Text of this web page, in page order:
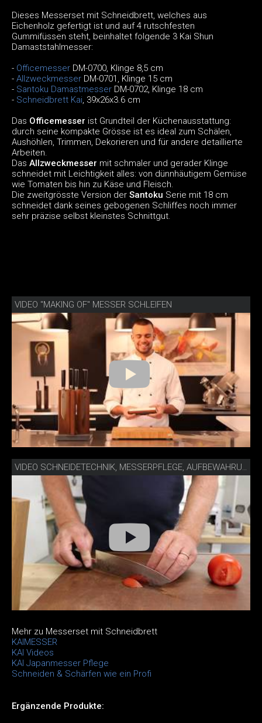
Dieses Messerset mit Schneidbrett, welches aus
Eichenholz gefertigt ist und auf 4 rutschfesten
Gummifüssen steht, beinhaltet folgende 3 Kai Shun
Damaststahlmesser:
- Officemesser DM-0700, Klinge 8,5 cm
- Allzweckmesser DM-0701, Klinge 15 cm
- Santoku Damastmesser DM-0702, Klinge 18 cm
- Schneidbrett Kai, 39x26x3.6 cm
Das Officemesser ist Grundteil der Küchenausstattung:
durch seine kompakte Grösse ist es ideal zum Schälen,
Aushöhlen, Trimmen, Dekorieren und für andere detaillierte
Arbeiten.
Das Allzweckmesser mit schmaler und gerader Klinge
schneidet mit Leichtigkeit alles: von dünnhäutigem Gemüse
wie Tomaten bis hin zu Käse und Fleisch.
Die zweitgrösste Version der Santoku Serie mit 18 cm
schneidet dank seines gebogenen Schliffes noch immer
sehr präzise selbst kleinstes Schnittgut.
VIDEO "MAKING OF" MESSER SCHLEIFEN
VIDEO SCHNEIDETECHNIK, MESSERPFLEGE, AUFBEWAHRUNG
Mehr zu Messerset mit Schneidbrett
KAIMESSER
KAI Videos
KAI Japanmesser Pflege
Schneiden & Schärfen wie ein Profi
Ergänzende Produkte: